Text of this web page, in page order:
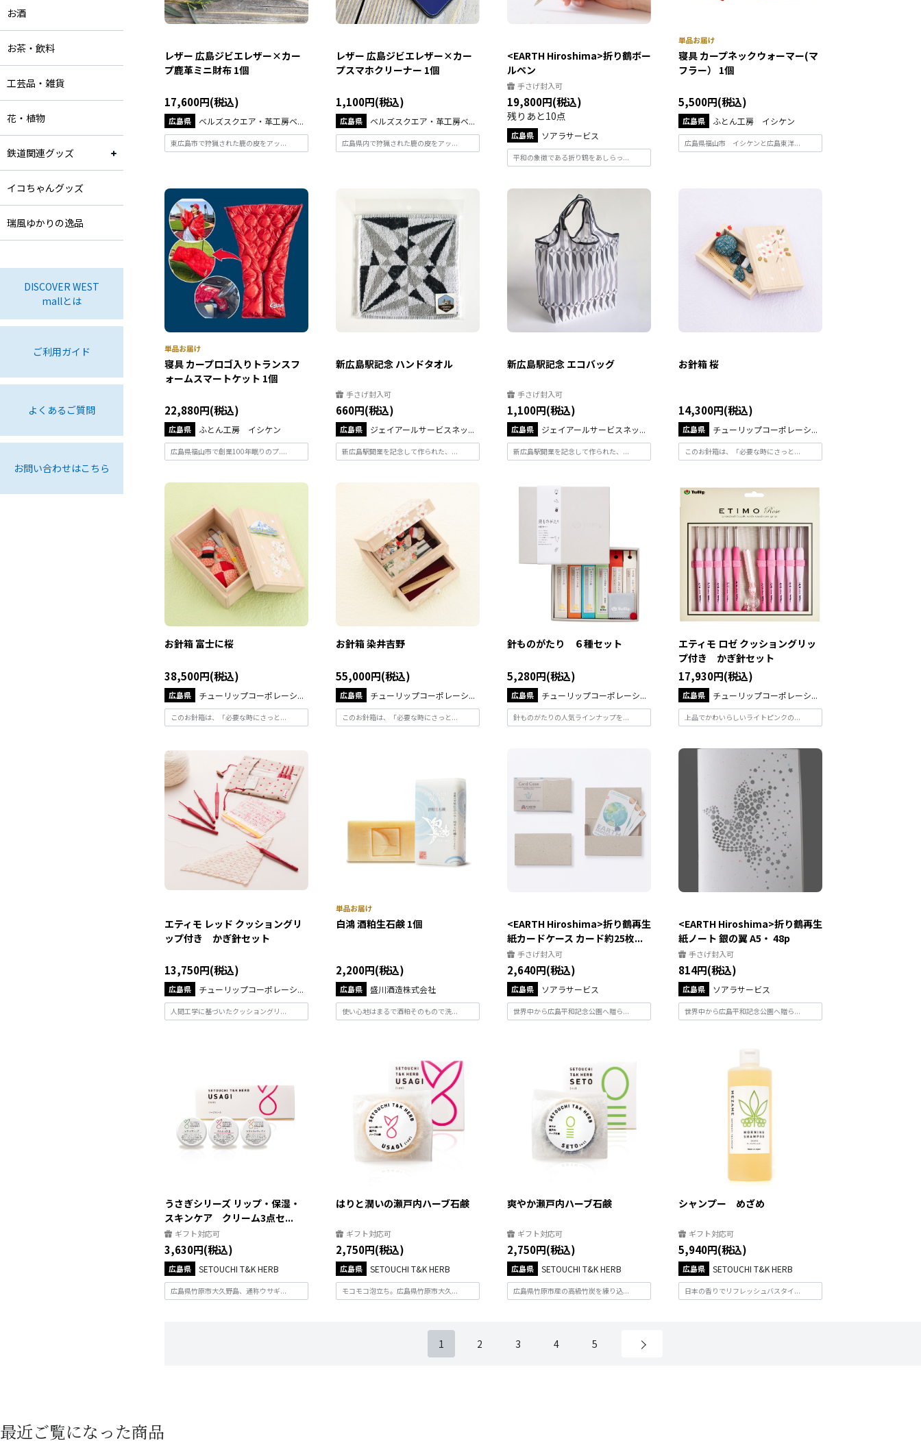
お酒
お茶・飲料
工芸品・雑貨
花・植物
鉄道関連グッズ
イコちゃんグッズ
瑞風ゆかりの逸品
DISCOVER WEST
mallとは
ご利用ガイド
よくあるご質問
お問い合わせはこちら
レザー 広島ジビエレザー×カー
プ鹿革ミニ財布 1個
17,600円(税込)
広島県 ベルズスクエア・革工房ベ...
東広島市で狩猟された鹿の皮をアッ...
レザー 広島ジビエレザー×カー
プスマホクリーナー 1個
1,100円(税込)
広島県 ベルズスクエア・革工房ベ...
広島県内で狩猟された鹿の皮をアッ...
<EARTH Hiroshima>折り鶴ボー
ルペン
手さげ封入可
19,800円(税込)
残りあと10点
広島県 ソアラサービス
平和の象徴である折り鶴をあしらっ...
寝具 カープネックウォーマー(マ
フラー） 1個
5,500円(税込)
広島県 ふとん工房 イシケン
広島県福山市 イシケンと広島東洋...
寝具 カープロゴ入りトランスフ
ォームスマートケット 1個
22,880円(税込)
広島県 ふとん工房 イシケン
広島県福山市で創業100年眠りのプ....
新広島駅記念 ハンドタオル
手さげ封入可
660円(税込)
広島県 ジェイアールサービスネッ...
新広島駅開業を記念して作られた、...
新広島駅記念 エコバッグ
手さげ封入可
1,100円(税込)
広島県 ジェイアールサービスネッ...
新広島駅開業を記念して作られた、...
お針箱 桜
14,300円(税込)
広島県 チューリップコーポレーシ...
このお針箱は、「必要な時にさっと...
お針箱 富士に桜
38,500円(税込)
広島県 チューリップコーポレーシ...
このお針箱は、「必要な時にさっと...
お針箱 染井吉野
55,000円(税込)
広島県 チューリップコーポレーシ...
このお針箱は、「必要な時にさっと...
針ものがたり ６種セット
5,280円(税込)
広島県 チューリップコーポレーシ...
針ものがたりの人気ラインナップを...
エティモ ロゼ クッショングリッ
プ付き かぎ針セット
17,930円(税込)
広島県 チューリップコーポレーシ...
上品でかわいらしいライトピンクの...
エティモ レッド クッショングリ
ップ付き かぎ針セット
13,750円(税込)
広島県 チューリップコーポレーシ...
人間工学に基づいたクッショングリ...
白鴻 酒粕生石鹸 1個
2,200円(税込)
広島県 盛川酒造株式会社
使い心地はまるで酒粕そのもので洗...
<EARTH Hiroshima>折り鶴再生
紙カードケース カード約25枚...
手さげ封入可
2,640円(税込)
広島県 ソアラサービス
世界中から広島平和記念公園へ贈ら...
<EARTH Hiroshima>折り鶴再生
紙ノート 銀の翼 A5・ 48p
手さげ封入可
814円(税込)
広島県 ソアラサービス
世界中から広島平和記念公園へ贈ら...
うさぎシリーズ リップ・保湿・
スキンケア クリーム3点セ...
ギフト対応可
3,630円(税込)
広島県 SETOUCHI T&K HERB
広島県竹原市大久野島、通称ウサギ...
はりと潤いの瀬戸内ハーブ石鹸
ギフト対応可
2,750円(税込)
広島県 SETOUCHI T&K HERB
モコモコ泡立ち。広島県竹原市大久...
爽やか瀬戸内ハーブ石鹸
ギフト対応可
2,750円(税込)
広島県 SETOUCHI T&K HERB
広島県竹原市産の高級竹炭を練り込...
シャンプー めざめ
ギフト対応可
5,940円(税込)
広島県 SETOUCHI T&K HERB
日本の香りでリフレッシュバスタイ...
1 2 3 4 5
最近ご覧になった商品